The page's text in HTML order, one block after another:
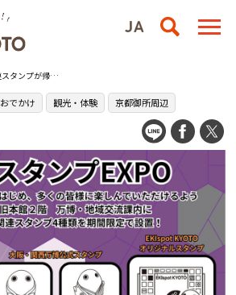
京都の万博関連スタンプが帰ってくる！2025年10月31日（金）から［京都府庁 旧本館］に期間限定で登場
おでかけ 観光・体験 京都御所周辺